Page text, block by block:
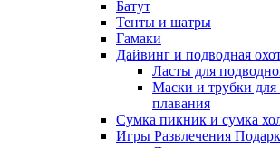
Батут
Тенты и шатры
Гамаки
Дайвинг и подводная
Ласты для
Маски и трубки для
плавания
Сумка пикник и сумка
Игры Развлечения